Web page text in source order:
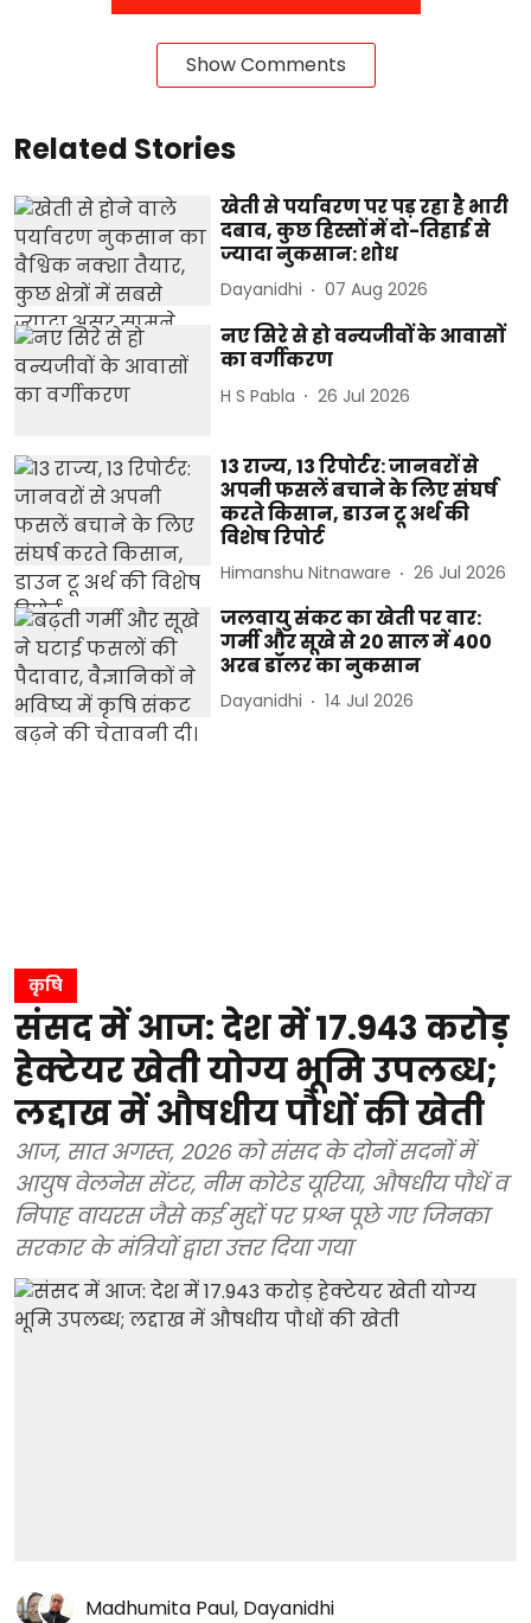
Show Comments
Related Stories
खेती से पर्यावरण पर पड़ रहा है भारी
दबाव, कुछ हिस्सों में दो-तिहाई से
ज्यादा नुकसान: शोध
Dayanidhi 07 Aug 2026
नए सिरे से हो वन्यजीवों के आवासों
का वर्गीकरण
H S Pabla 26 Jul 2026
13 राज्य, 13 रिपोर्टर: जानवरों से
अपनी फसलें बचाने के लिए संघर्ष
करते किसान, डाउन टू अर्थ की
विशेष रिपोर्ट
Himanshu Nitnaware 26 Jul 2026
जलवायु संकट का खेती पर वार:
गर्मी और सूखे से 20 साल में 400
अरब डॉलर का नुकसान
Dayanidhi 14 Jul 2026
कृषि
संसद में आज: देश में 17.943 करोड़
हेक्टेयर खेती योग्य भूमि उपलब्ध;
लद्दाख में औषधीय पौधों की खेती
आज, सात अगस्त, 2026 को संसद के दोनों सदनों में
आयुष वेलनेस सेंटर, नीम कोटेड यूरिया, औषधीय पौधें व
निपाह वायरस जैसे कई मुद्दों पर प्रश्न पूछे गए जिनका
सरकार के मंत्रियों द्वारा उत्तर दिया गया
Madhumita Paul, Dayanidhi